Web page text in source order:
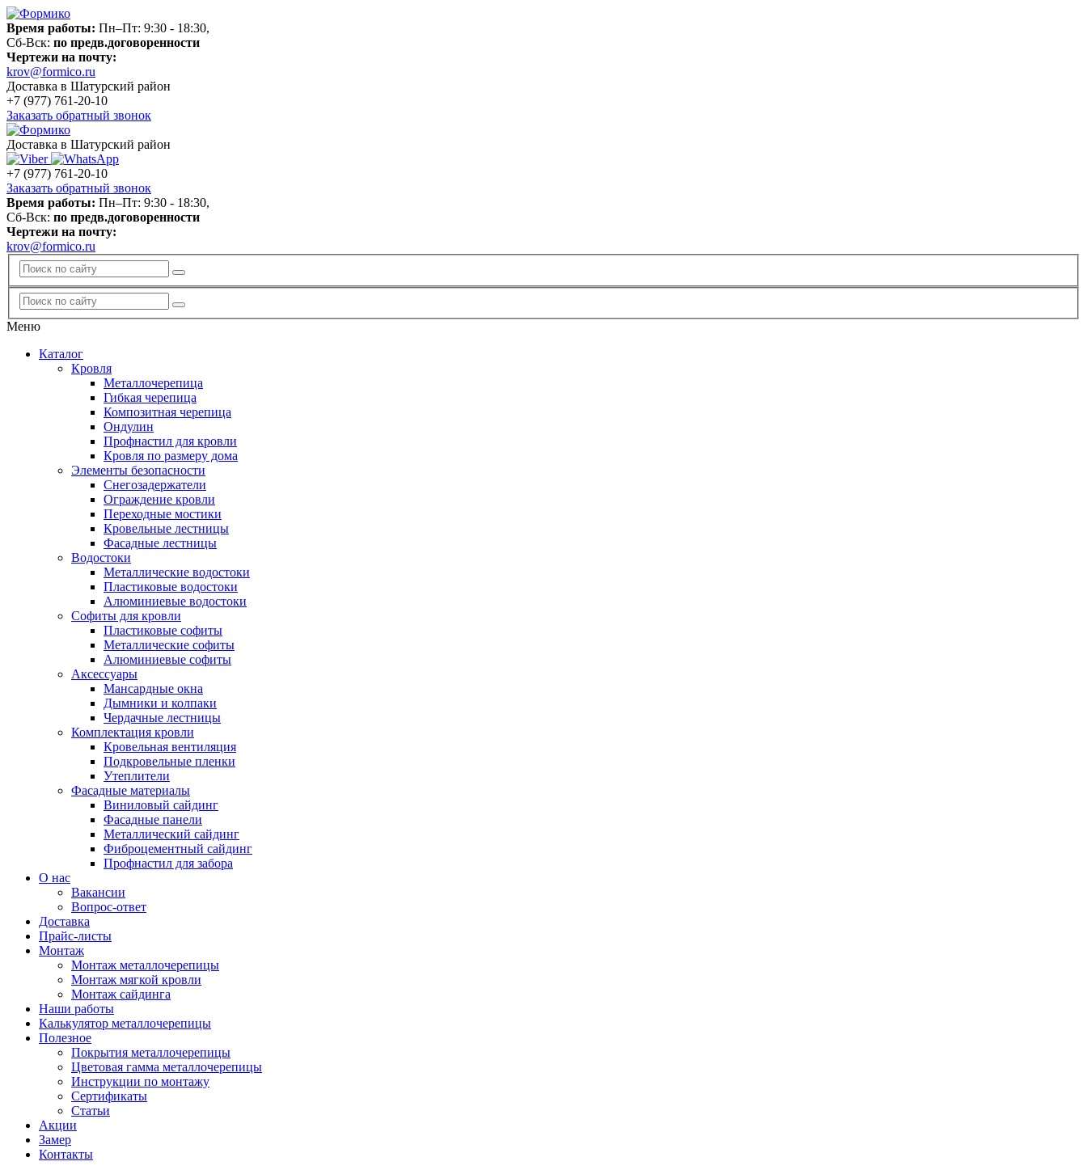
Время работы: Пн–Пт: 9:30 - 18:30,
Сб-Вск: по предв.договоренности
Чертежи на почту:
krov@formico.ru
Доставка в Шатурский район
+7 (977) 761-20-10
Заказать обратный звонок
Доставка в Шатурский район
+7 (977) 761-20-10
Заказать обратный звонок
Время работы: Пн–Пт: 9:30 - 18:30,
Сб-Вск: по предв.договоренности
Чертежи на почту:
krov@formico.ru
Меню
Каталог
Кровля
Металлочерепица
Гибкая черепица
Композитная черепица
Ондулин
Профнастил для кровли
Кровля по размеру дома
Элементы безопасности
Снегозадержатели
Ограждение кровли
Переходные мостики
Кровельные лестницы
Фасадные лестницы
Водостоки
Металлические водостоки
Пластиковые водостоки
Алюминиевые водостоки
Софиты для кровли
Пластиковые софиты
Металлические софиты
Алюминиевые софиты
Аксессуары
Мансардные окна
Дымники и колпаки
Чердачные лестницы
Комплектация кровли
Кровельная вентиляция
Подкровельные пленки
Утеплители
Фасадные материалы
Виниловый сайдинг
Фасадные панели
Металлический сайдинг
Фиброцементный сайдинг
Профнастил для забора
О нас
Вакансии
Вопрос-ответ
Доставка
Прайс-листы
Монтаж
Монтаж металлочерепицы
Монтаж мягкой кровли
Монтаж сайдинга
Наши работы
Калькулятор металлочерепицы
Полезное
Покрытия металлочерепицы
Цветовая гамма металлочерепицы
Инструкции по монтажу
Сертификаты
Статьи
Акции
Замер
Контакты